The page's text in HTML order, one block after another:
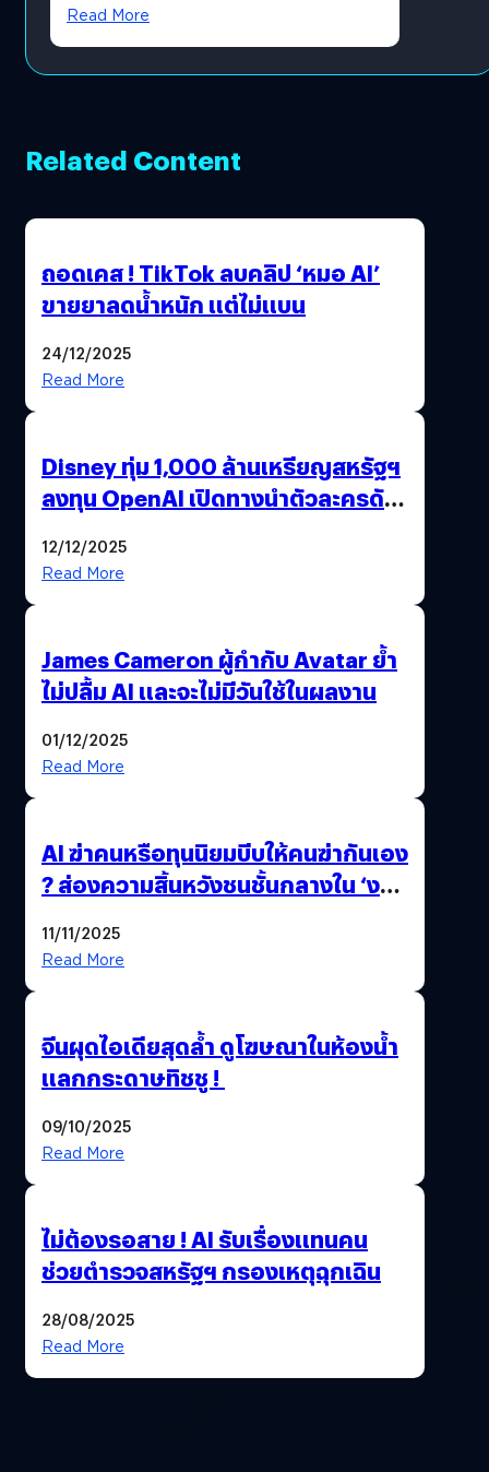
Read More
Related Content
ถอดเคส ! TikTok ลบคลิป ‘หมอ AI’
ขายยาลดน้ำหนัก แต่ไม่แบน
24/12/2025
Read More
Disney ทุ่ม 1,000 ล้านเหรียญสหรัฐฯ
ลงทุน OpenAI เปิดทางนำตัวละครดัง
12/12/2025
Read More
James Cameron ผู้กำกับ Avatar ย้ำ
ไม่ปลื้ม AI และจะไม่มีวันใช้ในผลงาน
01/12/2025
Read More
AI ฆ่าคนหรือทุนนิยมบีบให้คนฆ่ากันเอง
? ส่องความสิ้นหวังชนชั้นกลางใน ‘งาน
11/11/2025
Read More
จีนผุดไอเดียสุดล้ำ ดูโฆษณาในห้องน้ำ
แลกกระดาษทิชชู !
09/10/2025
Read More
ไม่ต้องรอสาย ! AI รับเรื่องแทนคน
ช่วยตำรวจสหรัฐฯ กรองเหตุฉุกเฉิน
28/08/2025
Read More